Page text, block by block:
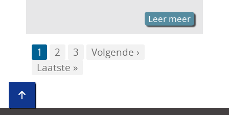
Leer meer
Paginering
Page
1 Page
2 Page
3
Volgende
Volgende ›
Laatste
Laatste »